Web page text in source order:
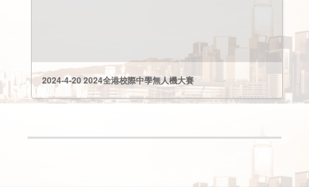
2024-4-20 2024全港校際中學無人機大賽